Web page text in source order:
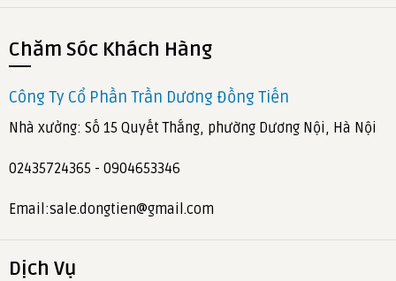
Chăm Sóc Khách Hàng
Công Ty Cổ Phần Trần Dương Đồng Tiến
Nhà xưởng: Số 15 Quyết Thắng, phường Dương Nội, Hà Nội
02435724365 - 0904653346
Email:sale.dongtien@gmail.com
Dịch Vụ